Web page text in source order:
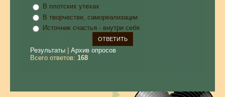
В плотских утехах
В творчестве, самореализации
Источник счастья - внутри себя
Результаты
Архив опросов
Всего ответов: 168